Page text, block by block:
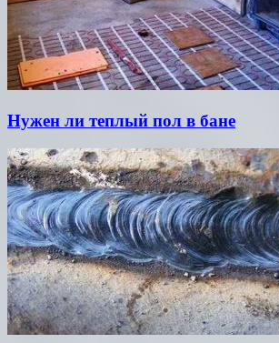
Нужен ли теплый пол в бане